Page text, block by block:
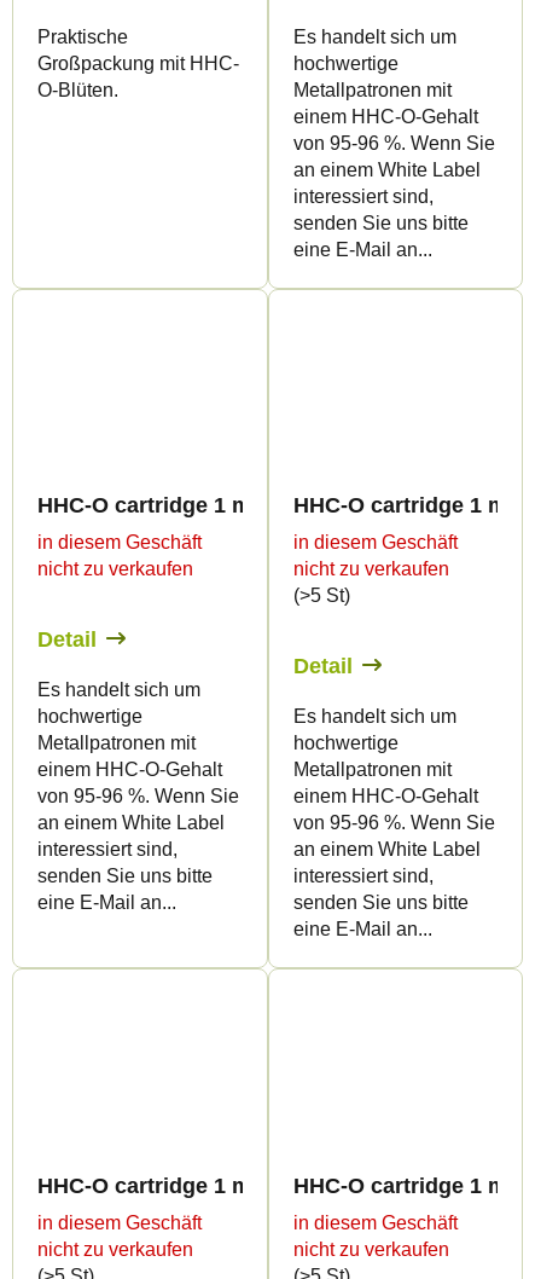
Praktische
Großpackung mit HHC-
O-Blüten.
Es handelt sich um
hochwertige
Metallpatronen mit
einem HHC-O-Gehalt
von 95-96 %. Wenn Sie
an einem White Label
interessiert sind,
senden Sie uns bitte
eine E-Mail an...
HHC-O cartridge 1 ml BULK - Terpen profiles
in diesem Geschäft
nicht zu verkaufen
Detail
Es handelt sich um
hochwertige
Metallpatronen mit
einem HHC-O-Gehalt
von 95-96 %. Wenn Sie
an einem White Label
interessiert sind,
senden Sie uns bitte
eine E-Mail an...
HHC-O cartridge 1 ml
in diesem Geschäft
nicht zu verkaufen
(>5 St)
Detail
Es handelt sich um
hochwertige
Metallpatronen mit
einem HHC-O-Gehalt
von 95-96 %. Wenn Sie
an einem White Label
interessiert sind,
senden Sie uns bitte
eine E-Mail an...
HHC-O cartridge 1 ml BULK - Sweet flavours
in diesem Geschäft
nicht zu verkaufen
HHC-O cartridge 1 ml
in diesem Geschäft
nicht zu verkaufen